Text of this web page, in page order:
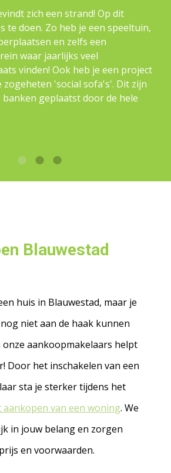
zich een strand! Op dit
te doen. Zo heb je een speeltuin,
en zelfs een
waar jaarlijks veel
vinden! Ook heb je een project
zogeheten 'social sofa's'. Dit zijn
banken geplaatst door de hele
Blauwestad
huis in Blauwestad, maar je
niet aan de haak kunnen
onze aankoopmakelaars helpt
Door het inschakelen van een
sta je sterker tijdens het
aankopen van een woning. We
in jouw belang en zorgen
en voorwaarden.